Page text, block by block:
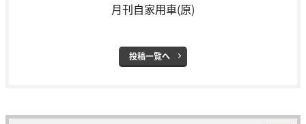
月刊自家用車(原)
投稿一覧へ